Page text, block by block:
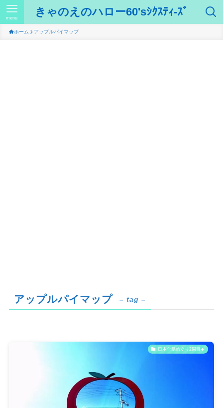
きゃのえのハロー60'sｼｸｽﾃｨ-ｽﾞ
menu
ホーム アップルパイマップ
アップルパイマップ – tag –
日本全県めぐり2周目✈️